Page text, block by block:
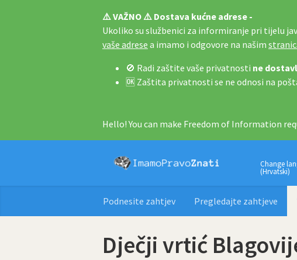
⚠️ VAŽNO ⚠️ Dostava kućne adrese -
Ukoliko su službenici za informiranje pri tijelu
vaše adrese a imamo i odgovore na našim
🚫 Radi zaštite vaše privatnosti ne
🆗 Zaštita privatnosti se ne odnosi na
Hello! You can make Freedom of Information
Change
(Hrvatski)
Podnesite zahtjev Pregledajte zahtjeve
Dječji vrtić